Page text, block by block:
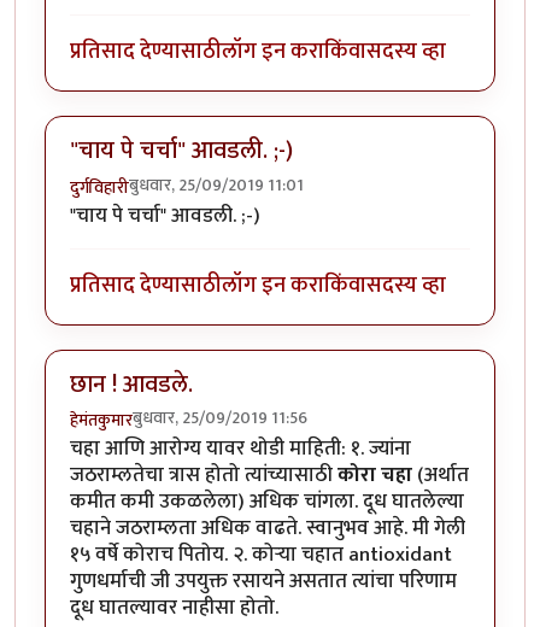
प्रतिसाद देण्यासाठीलॉग इन कराकिंवासदस्य व्हा
"चाय पे चर्चा" आवडली. ;-)
दुर्गविहारीबुधवार, 25/09/2019 11:01
"चाय पे चर्चा" आवडली. ;-)
प्रतिसाद देण्यासाठीलॉग इन कराकिंवासदस्य व्हा
छान ! आवडले.
हेमंतकुमारबुधवार, 25/09/2019 11:56
चहा आणि आरोग्य यावर थोडी माहिती: १. ज्यांना
जठराम्लतेचा त्रास होतो त्यांच्यासाठीकोरा चहा(अर्थात
कमीत कमी उकळलेला) अधिक चांगला. दूध घातलेल्या
चहाने जठराम्लता अधिक वाढते. स्वानुभव आहे. मी गेली
१५ वर्षे कोराच पितोय. २. कोऱ्या चहात antioxidant
गुणधर्माची जी उपयुक्त रसायने असतात त्यांचा परिणाम
दूध घातल्यावर नाहीसा होतो.